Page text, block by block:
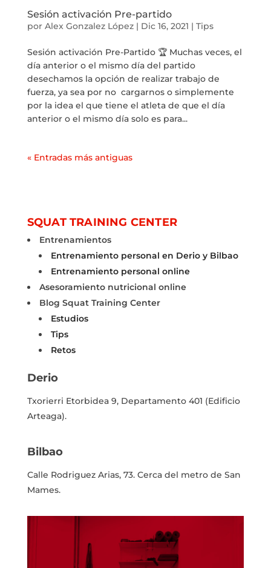
Sesión activación Pre-partido
por Alex Gonzalez López| Dic 16, 2021 | Tips
Sesión activación Pre-Partido 🏆 Muchas veces, el
día anterior o el mismo día del partido
desechamos la opción de realizar trabajo de
fuerza, ya sea por no cargarnos o simplemente
por la idea el que tiene el atleta de que el día
anterior o el mismo día solo es para...
« Entradas más antiguas
SQUAT TRAINING CENTER
Entrenamientos
Entrenamiento personal en Derio y Bilbao
Entrenamiento personal online
Asesoramiento nutricional online
Blog Squat Training Center
Estudios
Tips
Retos
Derio
Txorierri Etorbidea 9, Departamento 401 (Edificio
Arteaga).
Bilbao
Calle Rodriguez Arias, 73. Cerca del metro de San
Mames.